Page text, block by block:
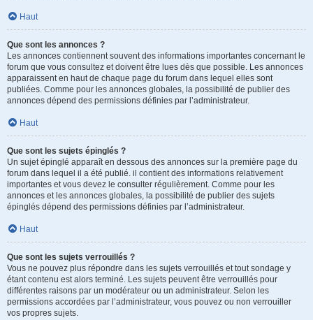
Haut
Que sont les annonces ?
Les annonces contiennent souvent des informations importantes concernant le
forum que vous consultez et doivent être lues dès que possible. Les annonces
apparaissent en haut de chaque page du forum dans lequel elles sont
publiées. Comme pour les annonces globales, la possibilité de publier des
annonces dépend des permissions définies par l’administrateur.
Haut
Que sont les sujets épinglés ?
Un sujet épinglé apparaît en dessous des annonces sur la première page du
forum dans lequel il a été publié. il contient des informations relativement
importantes et vous devez le consulter régulièrement. Comme pour les
annonces et les annonces globales, la possibilité de publier des sujets
épinglés dépend des permissions définies par l’administrateur.
Haut
Que sont les sujets verrouillés ?
Vous ne pouvez plus répondre dans les sujets verrouillés et tout sondage y
étant contenu est alors terminé. Les sujets peuvent être verrouillés pour
différentes raisons par un modérateur ou un administrateur. Selon les
permissions accordées par l’administrateur, vous pouvez ou non verrouiller
vos propres sujets.